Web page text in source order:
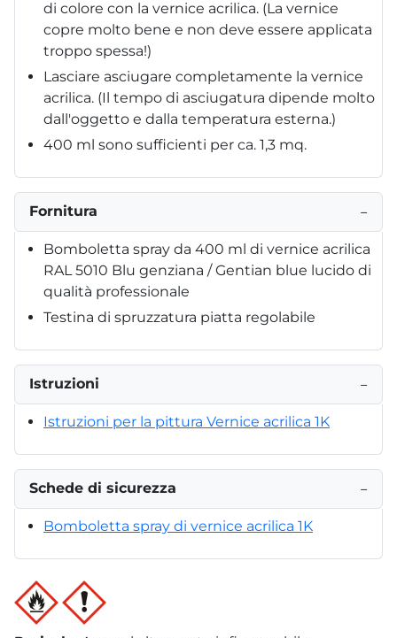
di colore con la vernice acrilica. (La vernice
copre molto bene e non deve essere applicata
troppo spessa!)
Lasciare asciugare completamente la vernice
acrilica. (Il tempo di asciugatura dipende molto
dall'oggetto e dalla temperatura esterna.)
400 ml sono sufficienti per ca. 1,3 mq.
Fornitura −
Bomboletta spray da 400 ml di vernice acrilica
RAL 5010 Blu genziana / Gentian blue lucido di
qualità professionale
Testina di spruzzatura piatta regolabile
Istruzioni −
Istruzioni per la pittura Vernice acrilica 1K
Schede di sicurezza −
Bomboletta spray di vernice acrilica 1K